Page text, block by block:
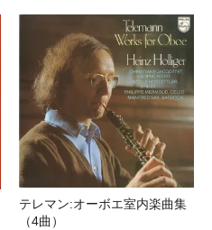
テレマン:オーボエ室内楽曲集
（4曲）